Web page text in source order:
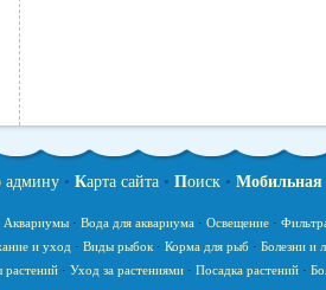
админу• Карта сайта• Поиск• Мобильная
Аквариумы· Вода для аквариума· Освещение·
и уход · Виды рыбок· Корма для рыб· Болезни и
растений· Уход за растениями· Посадка растений·